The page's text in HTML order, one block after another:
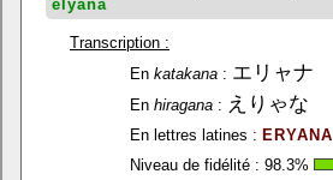
élyana
Transcription :
En katakana: エリャナ
En hiragana: えりゃな
En lettres latines : ERYANA
Niveau de fidélité : 98.3%